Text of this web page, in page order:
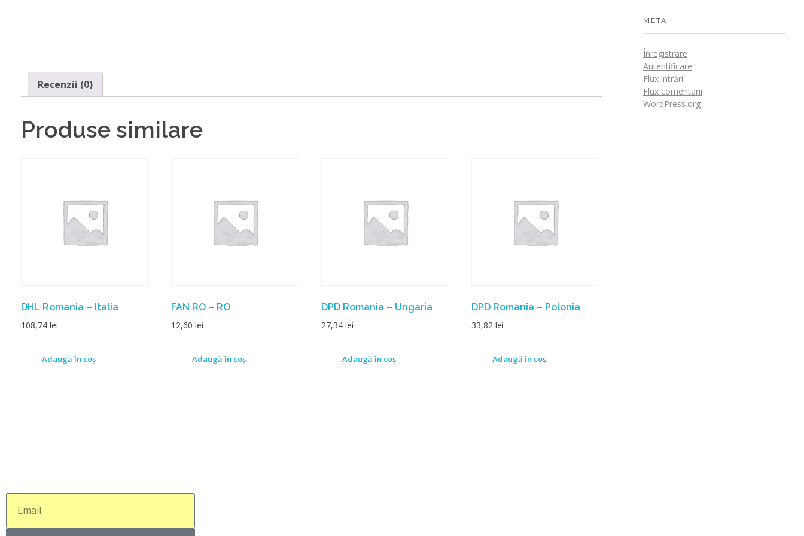
Recenzii (0)
Produse similare
DHL Romania – Italia
108,74 lei
Adaugă în coș
FAN RO – RO
12,60 lei
Adaugă în coș
DPD Romania – Ungaria
27,34 lei
Adaugă în coș
DPD Romania – Polonia
33,82 lei
Adaugă în coș
META
Înregistrare
Autentificare
Flux intrări
Flux comentarii
WordPress.org